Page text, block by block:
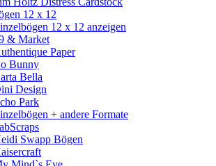
12 x 12
12 x 12 anzeigen
& Market
Paper
Bunny
Bella
Design
Park
+ andere Formate
Swapp Bögen